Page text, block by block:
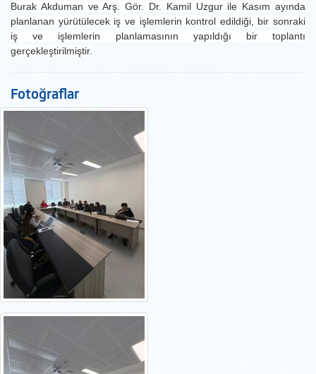
Burak Akduman ve Arş. Gör. Dr. Kamil Uzgur ile Kasım ayında
planlanan yürütülecek iş ve işlemlerin kontrol edildiği, bir sonraki
iş ve işlemlerin planlamasının yapıldığı bir toplantı
gerçekleştirilmiştir.
Fotoğraflar